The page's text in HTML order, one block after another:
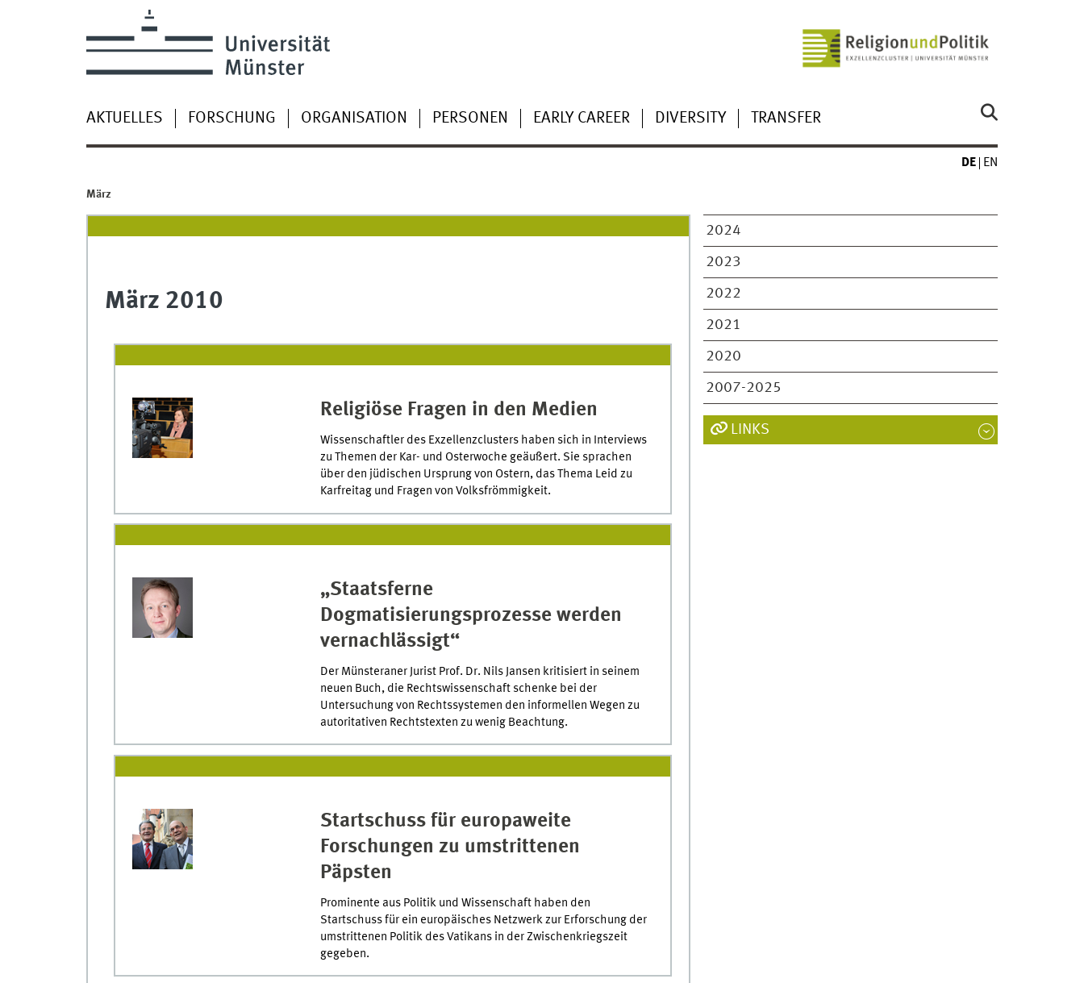
AKTUELLES FORSCHUNG ORGANISATION PERSONEN EARLY CAREER DIVERSITY TRANSFER
DE EN
März
2024
2023
2022
2021
2020
2007-2025
März 2010
Religiöse Fragen in den Medien
Wissenschaftler des Exzellenzclusters haben sich in Interviews
zu Themen der Kar- und Osterwoche geäußert. Sie sprachen
über den jüdischen Ursprung von Ostern, das Thema Leid zu
Karfreitag und Fragen von Volksfrömmigkeit.
„Staatsferne
Dogmatisierungsprozesse werden
vernachlässigt“
Der Münsteraner Jurist Prof. Dr. Nils Jansen kritisiert in seinem
neuen Buch, die Rechtswissenschaft schenke bei der
Untersuchung von Rechtssystemen den informellen Wegen zu
autoritativen Rechtstexten zu wenig Beachtung.
Startschuss für europaweite
Forschungen zu umstrittenen
Päpsten
Prominente aus Politik und Wissenschaft haben den
Startschuss für ein europäisches Netzwerk zur Erforschung der
umstrittenen Politik des Vatikans in der Zwischenkriegszeit
gegeben.
LINKS